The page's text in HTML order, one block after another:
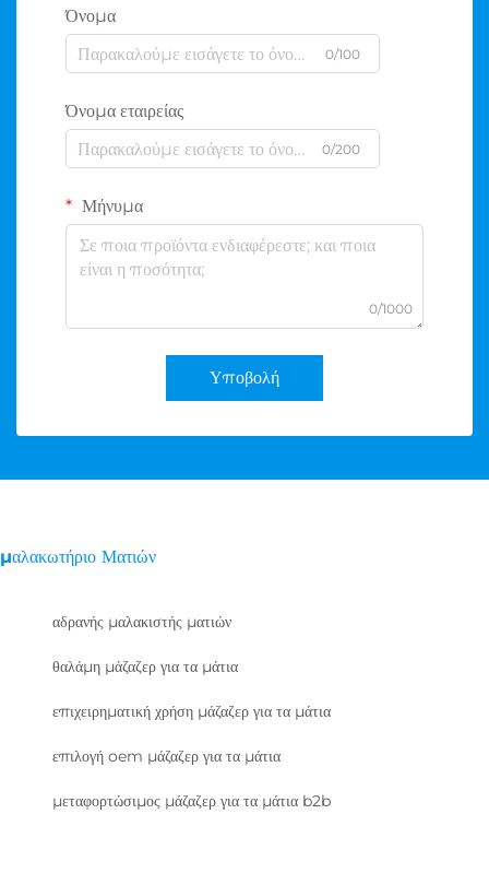
Όνομα
0/100
Όνομα εταιρείας
0/200
Μήνυμα
0/1000
Υποβολή
μαλακωτήριο Ματιών
αδρανής μαλακιστής ματιών
θαλάμη μάζαζερ για τα μάτια
επιχειρηματική χρήση μάζαζερ για τα μάτια
επιλογή oem μάζαζερ για τα μάτια
μεταφορτώσιμος μάζαζερ για τα μάτια b2b